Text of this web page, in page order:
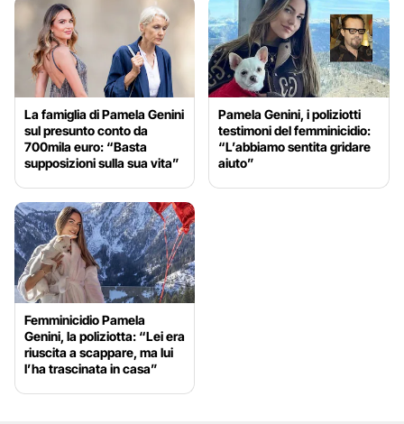
La famiglia di Pamela Genini
sul presunto conto da
700mila euro: “Basta
supposizioni sulla sua vita”
Pamela Genini, i poliziotti
testimoni del femminicidio:
“L’abbiamo sentita gridare
aiuto”
Femminicidio Pamela
Genini, la poliziotta: “Lei era
riuscita a scappare, ma lui
l’ha trascinata in casa”